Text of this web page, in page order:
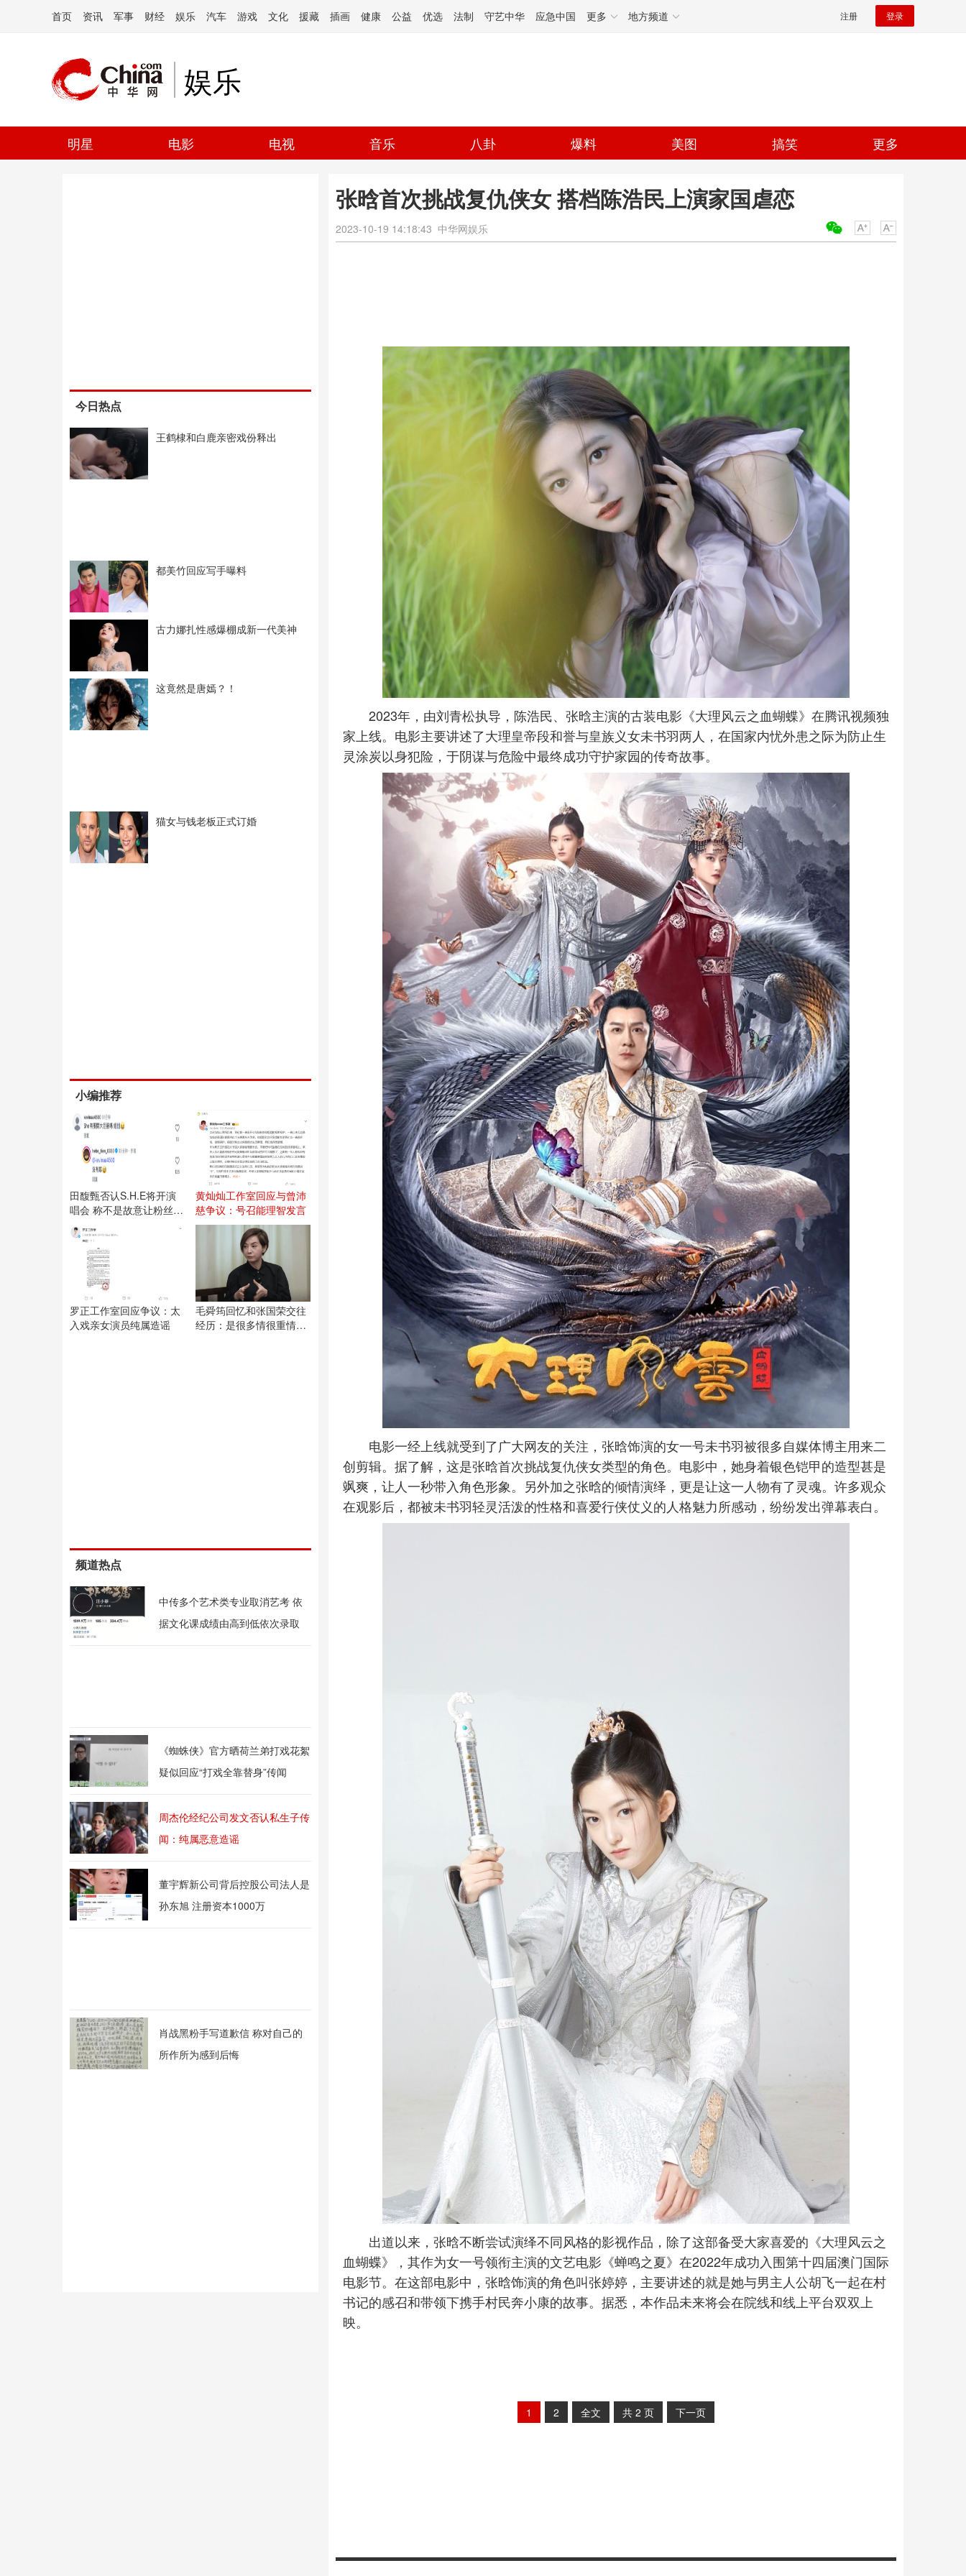
首页 资讯 军事 财经 娱乐 汽车 游戏 文化 援藏 插画 健康 公益 优选 法制 守艺中华 应急中国 更多 地方频道 注册 登录
娱乐
明星 电影 电视 音乐 八卦 爆料 美图 搞笑 更多
今日热点
王鹤棣和白鹿亲密戏份释出
都美竹回应写手曝料
古力娜扎性感爆棚成新一代美神
这竟然是唐嫣？！
猫女与钱老板正式订婚
小编推荐
田馥甄否认S.H.E将开演
唱会 称不是故意让粉丝失
望
黄灿灿工作室回应与曾沛
慈争议：号召能理智发言
罗正工作室回应争议：太
入戏亲女演员纯属造谣
毛舜筠回忆和张国荣交往
经历：是很多情很重情的
频道热点
中传多个艺术类专业取消艺考 依
据文化课成绩由高到低依次录取
《蜘蛛侠》官方晒荷兰弟打戏花絮
疑似回应“打戏全靠替身”传闻
周杰伦经纪公司发文否认私生子传
闻：纯属恶意造谣
董宇辉新公司背后控股公司法人是
孙东旭 注册资本1000万
肖战黑粉手写道歉信 称对自己的
所作所为感到后悔
张晗首次挑战复仇侠女 搭档陈浩民上演家国虐恋
2023-10-19 14:18:43 中华网娱乐
2023年，由刘青松执导，陈浩民、张晗主演的古装电影《大理风云之血蝴蝶》在腾讯视频独
家上线。电影主要讲述了大理皇帝段和誉与皇族义女未书羽两人，在国家内忧外患之际为防止生
灵涂炭以身犯险，于阴谋与危险中最终成功守护家园的传奇故事。
电影一经上线就受到了广大网友的关注，张晗饰演的女一号未书羽被很多自媒体博主用来二
创剪辑。据了解，这是张晗首次挑战复仇侠女类型的角色。电影中，她身着银色铠甲的造型甚是
飒爽，让人一秒带入角色形象。另外加之张晗的倾情演绎，更是让这一人物有了灵魂。许多观众
在观影后，都被未书羽轻灵活泼的性格和喜爱行侠仗义的人格魅力所感动，纷纷发出弹幕表白。
出道以来，张晗不断尝试演绎不同风格的影视作品，除了这部备受大家喜爱的《大理风云之
血蝴蝶》，其作为女一号领衔主演的文艺电影《蝉鸣之夏》在2022年成功入围第十四届澳门国际
电影节。在这部电影中，张晗饰演的角色叫张婷婷，主要讲述的就是她与男主人公胡飞一起在村
书记的感召和带领下携手村民奔小康的故事。据悉，本作品未来将会在院线和线上平台双双上
映。
1 2 全文 共 2 页 下一页